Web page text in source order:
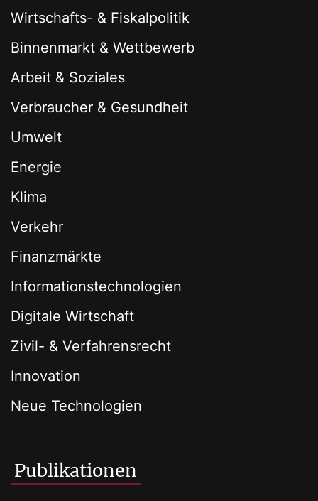
Wirtschafts- & Fiskalpolitik
Binnenmarkt & Wettbewerb
Arbeit & Soziales
Verbraucher & Gesundheit
Umwelt
Energie
Klima
Verkehr
Finanzmärkte
Informationstechnologien
Digitale Wirtschaft
Zivil- & Verfahrensrecht
Innovation
Neue Technologien
Publikationen